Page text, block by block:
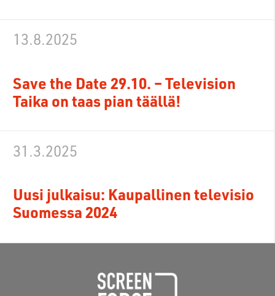
Save the Date 29.10. – Television
Taika on taas pian täällä!
13.8.2025
Uusi julkaisu: Kaupallinen televisio
Suomessa 2024
31.3.2025